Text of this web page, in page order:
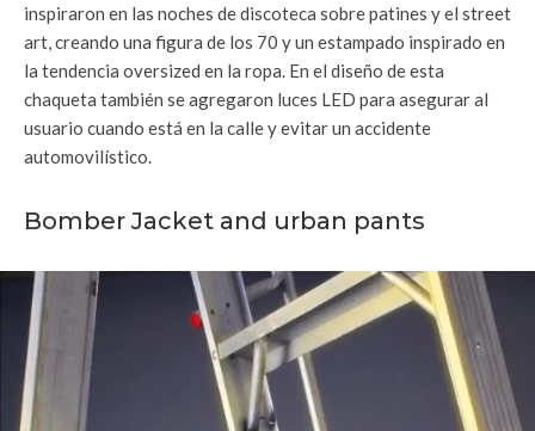
inspiraron en las noches de discoteca sobre patines y el street
art, creando una figura de los 70 y un estampado inspirado en
la tendencia oversized en la ropa. En el diseño de esta
chaqueta también se agregaron luces LED para asegurar al
usuario cuando está en la calle y evitar un accidente
automovilístico.
Bomber Jacket and urban pants